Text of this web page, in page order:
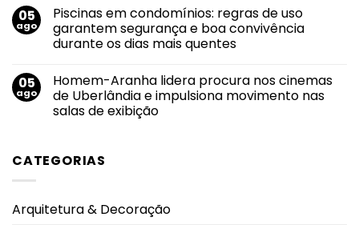
13
de
agosto
humanizado:
pequenas
atitudes
que
fazem
em
Agosto
Dourado:
apoio,
acolhimento
fortalecem
o
sucesso
da
05
ago
Piscinas em condomínios: regras de uso
garantem segurança e boa convivência
durante os dias mais quentes
em
Piscinas
em
condomínios:
segurança
durante
os
05
ago
Homem-Aranha lidera procura nos cinemas
de Uberlândia e impulsiona movimento nas
salas de exibição
Homem-
Aranha
cinemas
CATEGORIAS
Arquitetura & Decoração